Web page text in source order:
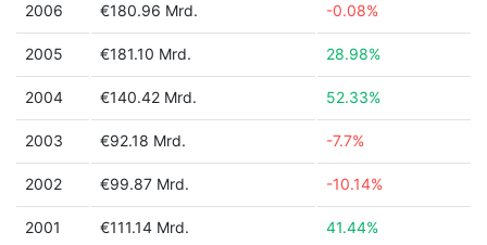
2006 €180.96 Mrd. -0.08%
2005 €181.10 Mrd. 28.98%
2004 €140.42 Mrd. 52.33%
2003 €92.18 Mrd. -7.7%
2002 €99.87 Mrd. -10.14%
2001 €111.14 Mrd. 41.44%